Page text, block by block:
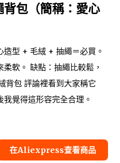
包（簡稱：愛心
型 + 毛絨 + 抽繩＝必買。
軟。 缺點：抽繩比較鬆，
背包 評論裡看到大家稱它
我覺得這形容完全合理。
在Aliexpress查看商品